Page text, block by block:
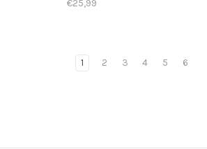
€25,99
1 2 3 4 5 6